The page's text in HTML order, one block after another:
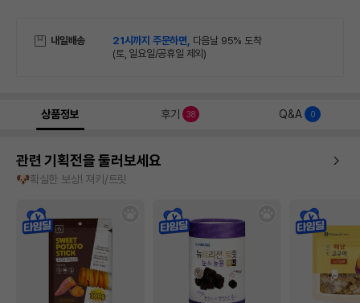
내일배송 21시까지 주문하면, 다음날 95% 도착
(토, 일요일/공휴일 제외)
상품정보 후기 38 Q&A 0
관련 기획전을 둘러보세요
🐶확실한 보상! 져키/트릿